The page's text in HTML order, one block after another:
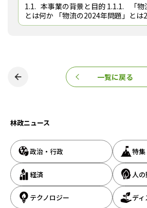
1.1. 本事業の背景と目的 1.1.1. 「物流の2024年問題」
とは何か 「物流の2024年問題」
一覧に戻る
林政ニュース
政治・行政 特
経済 人の
テクノロジー
デ